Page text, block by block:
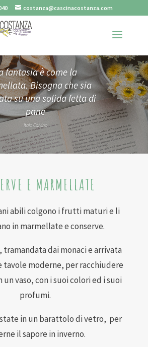
costanza@cascinacostanza.com
fantasia è come la
Bisogna che sia
su una solida fetta di
pane
Italo Calvino
E MARMELLATE
abili colgono i frutti maturi e li
in marmellate e conserve.
tramandata dai monaci e arrivata
tavole moderne, per racchiudere
un vaso, con i suoi colori ed i suoi
profumi.
in un barattolo di vetro, per
il sapore in inverno.